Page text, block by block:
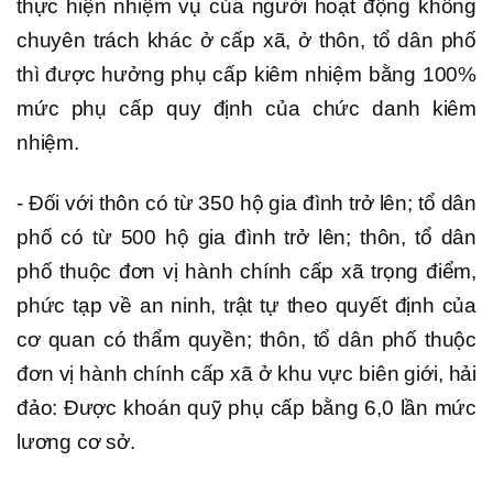
thực hiện nhiệm vụ của người hoạt động không
chuyên trách khác ở cấp xã, ở thôn, tổ dân phố
thì được hưởng phụ cấp kiêm nhiệm bằng 100%
mức phụ cấp quy định của chức danh kiêm
nhiệm.
- Đối với thôn có từ 350 hộ gia đình trở lên; tổ dân
phố có từ 500 hộ gia đình trở lên; thôn, tổ dân
phố thuộc đơn vị hành chính cấp xã trọng điểm,
phức tạp về an ninh, trật tự theo quyết định của
cơ quan có thẩm quyền; thôn, tổ dân phố thuộc
đơn vị hành chính cấp xã ở khu vực biên giới, hải
đảo: Được khoán quỹ phụ cấp bằng 6,0 lần mức
lương cơ sở.